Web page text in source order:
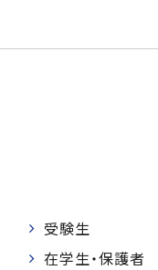
受験生
在学生・保護者